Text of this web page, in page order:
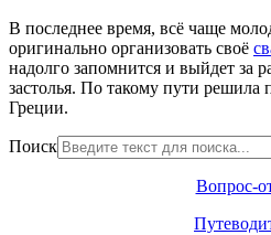
В последнее время, всё чаще
оригинально организовать своё
надолго запомнится и выйдет за
застолья. По такому пути решила
Греции.
Поиск
Вопрос-